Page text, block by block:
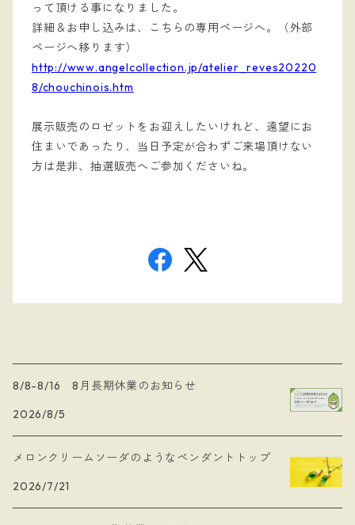
って頂ける事になりました。
詳細＆お申し込みは、こちらの専用ページへ。（外部
ページへ移ります）
http://www.angelcollection.jp/atelier_reves20220
8/chouchinois.htm
展示販売のロゼットをお迎えしたいけれど、遠望にお
住まいであったり、当日予定が合わずご来場頂けない
方は是非、抽選販売へご参加くださいね。
8/8-8/16 8月長期休業のお知らせ
2026/8/5
メロンクリームソーダのようなペンダントトップ
2026/7/21